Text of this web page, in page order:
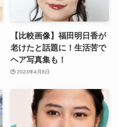
【比較画像】福田明日香が
老けたと話題に！生活苦で
ヘア写真集も！
2023年4月8日